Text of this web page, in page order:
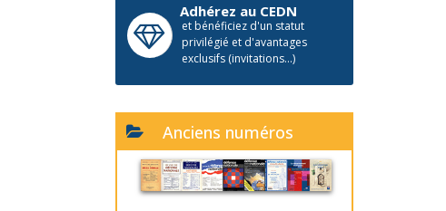
Adhérez au CEDN
et bénéficiez d'un statut
privilégié et d'avantages
exclusifs (invitations...)
Anciens numéros